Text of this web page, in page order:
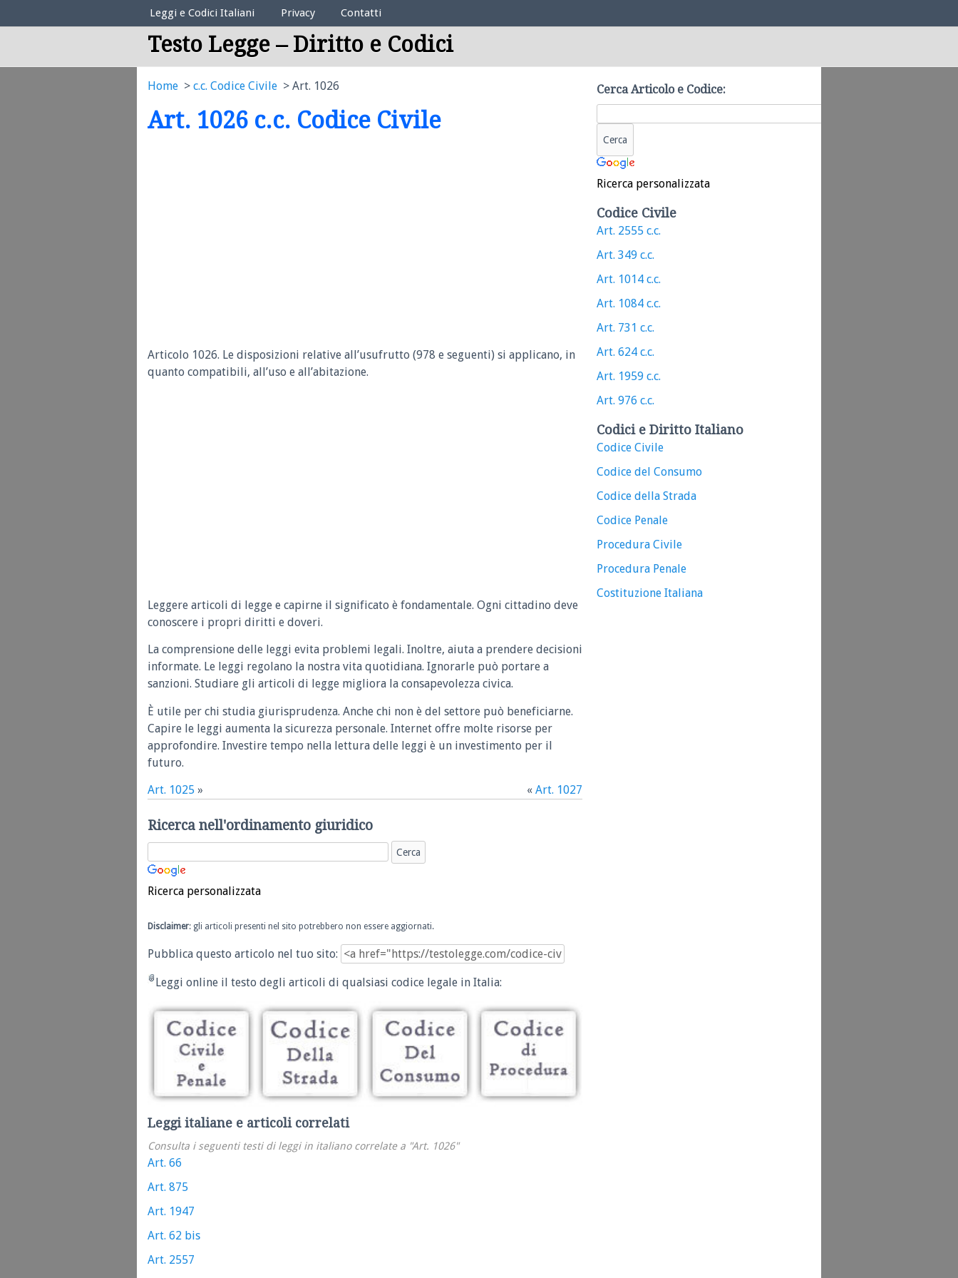
Elenco Codici Legali
Leggi e Codici Italiani Privacy Contatti
Testo Legge – Diritto e Codici
Home c.c. Codice Civile Art. 1026
Art. 1026 c.c. Codice Civile
Articolo 1026. Le disposizioni relative all’usufrutto (978 e seguenti) si applicano, in
quanto compatibili, all’uso e all’abitazione.
Leggere articoli di legge e capirne il significato è fondamentale. Ogni cittadino deve
conoscere i propri diritti e doveri.
La comprensione delle leggi evita problemi legali. Inoltre, aiuta a prendere decisioni
informate. Le leggi regolano la nostra vita quotidiana. Ignorarle può portare a
sanzioni. Studiare gli articoli di legge migliora la consapevolezza civica.
È utile per chi studia giurisprudenza. Anche chi non è del settore può beneficiarne.
Capire le leggi aumenta la sicurezza personale. Internet offre molte risorse per
approfondire. Investire tempo nella lettura delle leggi è un investimento per il
futuro.
Art. 1025 » « Art. 1027
Ricerca nell'ordinamento giuridico
Ricerca personalizzata
Disclaimer: gli articoli presenti nel sito potrebbero non essere aggiornati.
Pubblica questo articolo nel tuo sito:
Leggi online il testo degli articoli di qualsiasi codice legale in Italia:
Leggi italiane e articoli correlati
Consulta i seguenti testi di leggi in italiano correlate a "Art. 1026"
Art. 66
Art. 875
Art. 1947
Art. 62 bis
Art. 2557
Cerca Articolo e Codice:
Ricerca personalizzata
Codice Civile
Art. 2555 c.c.
Art. 349 c.c.
Art. 1014 c.c.
Art. 1084 c.c.
Art. 731 c.c.
Art. 624 c.c.
Art. 1959 c.c.
Art. 976 c.c.
Codici e Diritto Italiano
Codice Civile
Codice del Consumo
Codice della Strada
Codice Penale
Procedura Civile
Procedura Penale
Costituzione Italiana